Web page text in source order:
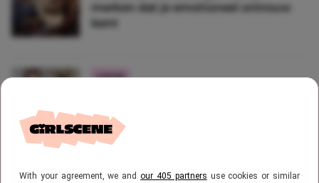
With your agreement, we andour 405 partners use cookies or similar
merken dat je emotioneel ontrouw
bent
LIEFDE
LIEFDE